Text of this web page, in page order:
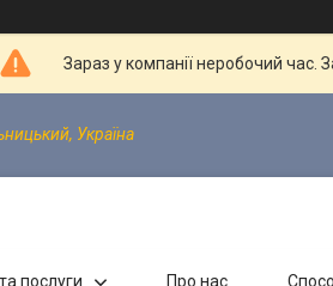
Зараз у компанії неробочий час.
Україна
послуги Про нас